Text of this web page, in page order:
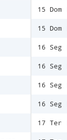
15 Dom
15 Dom
16 Seg
16 Seg
16 Seg
16 Seg
17 Ter